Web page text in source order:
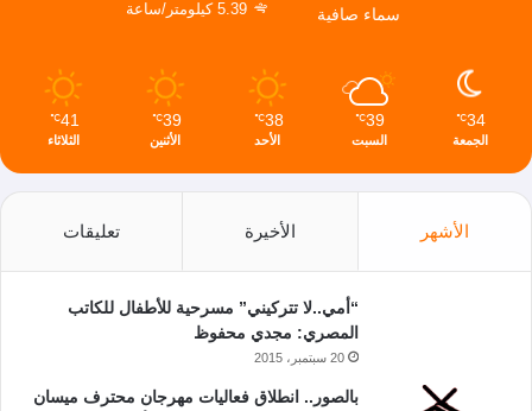
سماء صافية
5.39 كيلومتر/ساعة
34
℃
الجمعة
39
℃
السبت
38
℃
الأحد
39
℃
الأثنين
41
℃
الثلاثاء
الأشهر الأخيرة تعليقات
“أمي..لا تتركيني” مسرحية للأطفال للكاتب
المصري: مجدي محفوظ
20 سبتمبر، 2015
بالصور.. انطلاق فعاليات مهرجان محترف ميسان